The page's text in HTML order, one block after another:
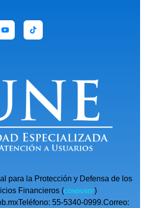
para la Protección y Defensa de los
Financieros (CONDUSEF)
55-5340-0999.Correo: